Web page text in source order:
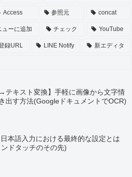
Access 参照元 concat
ューに追加 チェック YouTube
録URL LINE Notify 新エディタ
→テキスト変換】手軽に画像から文字情
出す方法(GoogleドキュメントでOCR)
本語入力における最終的な設定とは
ドタッチのその先)